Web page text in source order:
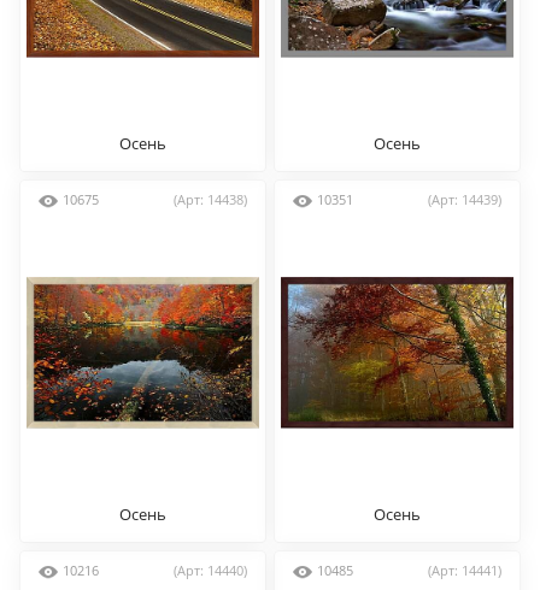
Осень Осень
10675 (Арт: 14438)
Осень
10351 (Арт: 14439)
Осень
10216 (Арт: 14440) 10485 (Арт: 14441)